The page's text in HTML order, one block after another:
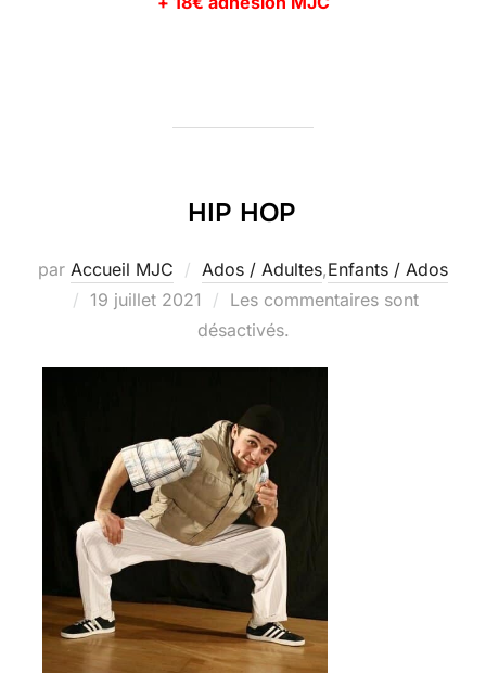
HIP HOP
par Accueil MJC Ados / Adultes,Enfants / Ados
Publié
19 juillet 2021
Les commentaires sont
désactivés.